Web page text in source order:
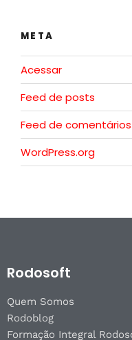
META
Acessar
Feed de posts
Feed de comentários
WordPress.org
Rodosoft
Quem Somos
Rodoblog
Formação Integral